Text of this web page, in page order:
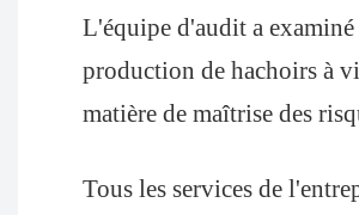
L'équipe d'audit a
production de hachoirs à
matière de maîtrise des
Tous les services de